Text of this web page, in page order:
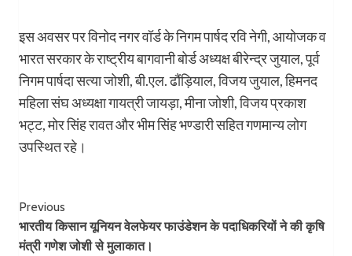
इस अवसर पर विनोद नगर वॉर्ड के निगम पार्षद रवि नेगी, आयोजक व
भारत सरकार के राष्ट्रीय बागवानी बोर्ड अध्यक्ष बीरेन्द्र जुयाल, पूर्व
निगम पार्षदा सत्या जोशी, बी.एल. ढौंड़ियाल, विजय जुयाल, हिमनद
महिला संघ अध्यक्षा गायत्री जायड़ा, मीना जोशी, विजय प्रकाश
भट्ट, मोर सिंह रावत और भीम सिंह भण्डारी सहित गणमान्य लोग
उपस्थित रहे।
Post
Navigation
Previous
भारतीय किसान यूनियन वेलफेयर फाउंडेशन के पदाधिकरियों ने की कृषि
मंत्री गणेश जोशी से मुलाकात।